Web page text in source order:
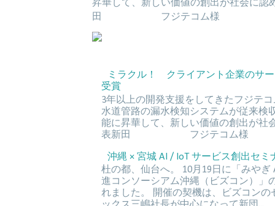
昇華して、新しい価値の創出が社
田 フジテコム
ミラクル！ クライアント企業のサ
受賞
3年以上の開発支援をしてきたフジテ
水道管路の漏水検知システムが従来検
能に昇華して、新しい価値の創
表新田 フジテ
沖縄 × 宮城 AI / IoT サービス創出セミ
杜の都、仙台へ。 10月19日に「みや
進コンソーシアム沖縄（ビズコン）」
れました。 開催の契機は、ビズコン